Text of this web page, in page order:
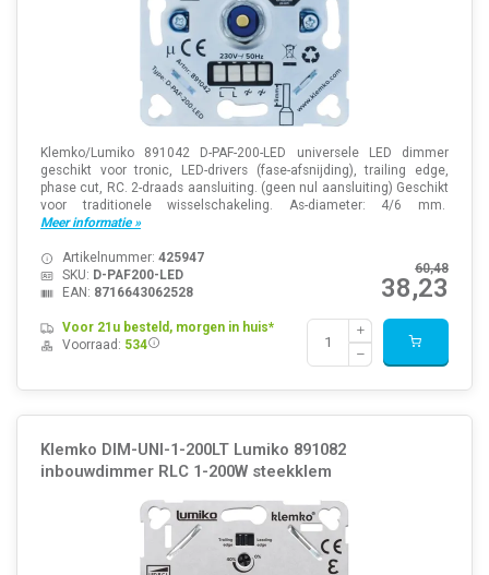
Klemko/Lumiko 891042 D-PAF-200-LED universele LED dimmer
geschikt voor tronic, LED-drivers (fase-afsnijding), trailing edge,
phase cut, RC. 2-draads aansluiting. (geen nul aansluiting) Geschikt
voor traditionele wisselschakeling. As-diameter: 4/6 mm.
Meer informatie »
60,48
38,23
Artikelnummer: 425947
SKU: D-PAF200-LED
EAN: 8716643062528
Voor 21u besteld, morgen in huis*
Voorraad: 534
Klemko DIM-UNI-1-200LT Lumiko 891082
inbouwdimmer RLC 1-200W steekklem